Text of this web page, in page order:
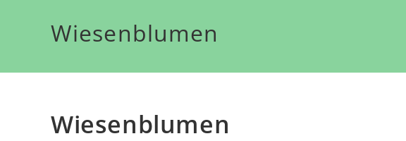
Wiesenblumen
Wiesenblumen